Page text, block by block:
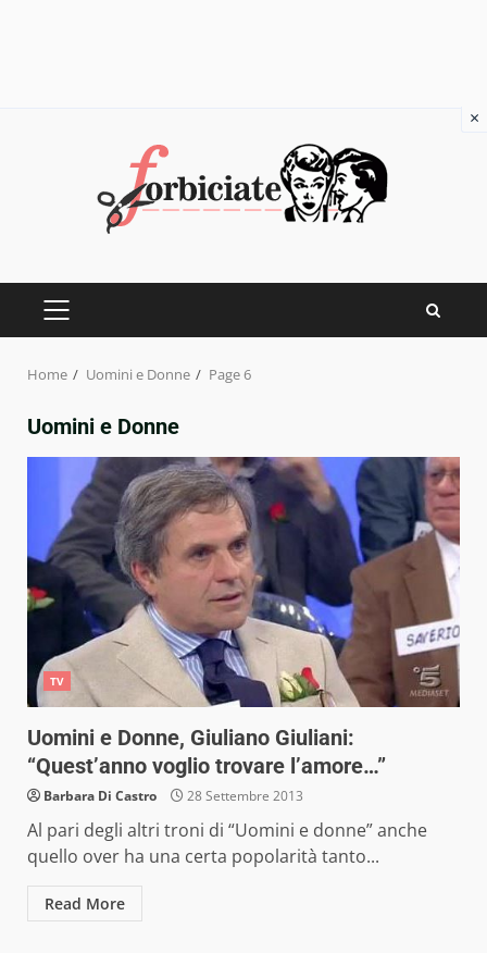
PRIMARY
Home Uomini e Donne Page 6
Uomini e Donne
TV
Uomini e Donne, Giuliano Giuliani:
“Quest’anno voglio trovare l’amore…”
Barbara Di Castro 28 Settembre 2013
Al pari degli altri troni di “Uomini e donne” anche
quello over ha una certa popolarità tanto...
Read More
×